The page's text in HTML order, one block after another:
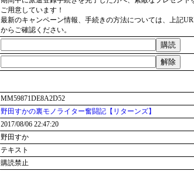
ご用意しています！
最新のキャンペーン情報、手続きの方法については、上記
からご確認ください。
MM59871DE8A2D52
野田すかの裏モノライター奮闘記【リターンズ】
2017/08/06 22:47:20
野田すか
テキスト
購読禁止